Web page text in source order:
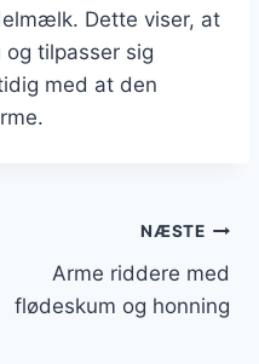
Dette viser, at
tilpasser sig
med at den
NÆSTE
Arme riddere med
flødeskum og honning